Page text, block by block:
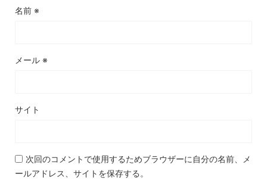
名前 ※
メール ※
サイト
次回のコメントで使用するためブラウザーに自分の名前、メ
ールアドレス、サイトを保存する。